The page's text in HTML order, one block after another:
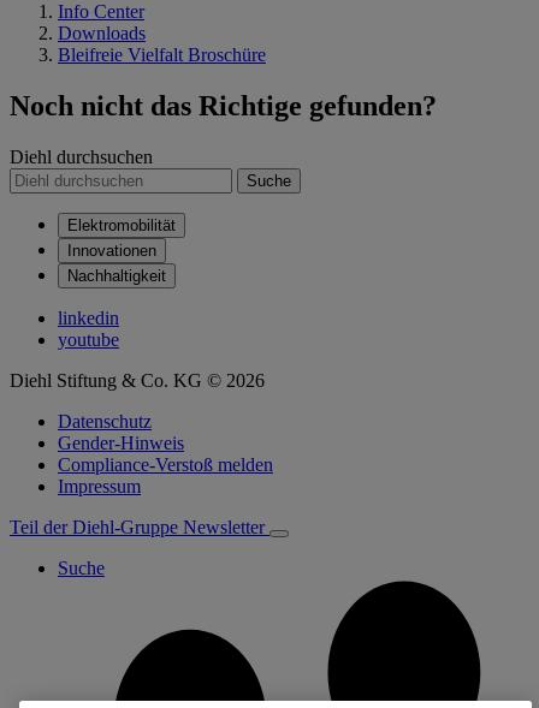
Info Center
Downloads
Bleifreie Vielfalt Broschüre
Noch nicht das Richtige gefunden?
Diehl durchsuchen
Suche
Elektromobilität
Innovationen
Nachhaltigkeit
linkedin
youtube
Diehl Stiftung & Co. KG © 2026
Datenschutz
Gender-Hinweis
Compliance-Verstoß melden
Impressum
Teil der Diehl-Gruppe Newsletter
Suche